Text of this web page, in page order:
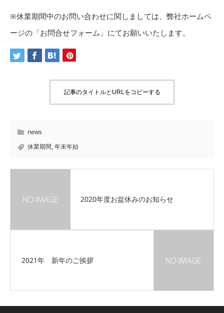
※休業期間中のお問い合わせに関しましては、弊社ホームペ
ージの「お問合せフォーム」にてお願いいたします。
記事のタイトルとURLをコピーする
news
休業期間,年末年始
2020年度お盆休みのお知らせ
2021年 新年のご挨拶